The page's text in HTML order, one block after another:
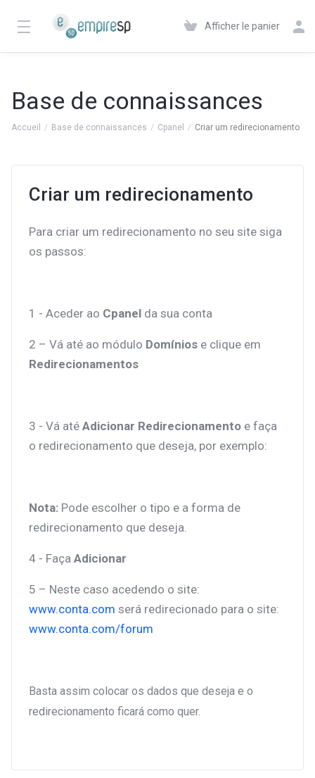
Afficher le panier
Base de connaissances
Accueil Base de connaissances Cpanel Criar um redirecionamento
Criar um redirecionamento
Para criar um redirecionamento no seu site siga
os passos:
1 - Aceder ao Cpanel da sua conta
2 – Vá até ao módulo Domínios e clique em
Redirecionamentos
3 - Vá até Adicionar Redirecionamento e faça
o redirecionamento que deseja, por exemplo:
Nota: Pode escolher o tipo e a forma de
redirecionamento que deseja.
4 - Faça Adicionar
5 – Neste caso acedendo o site:
www.conta.com será redirecionado para o site:
www.conta.com/forum
Basta assim colocar os dados que deseja e o
redirecionamento ficará como quer.